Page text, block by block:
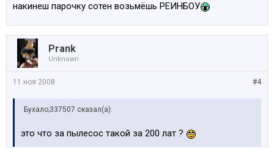
накинеш парочку сотен возьмёшь РЕИНБОУ
Prank
Unknown
#4
11 ноя 2008
Бухало;337507 сказал(а):
это что за пылесос такой за 200 лат ?